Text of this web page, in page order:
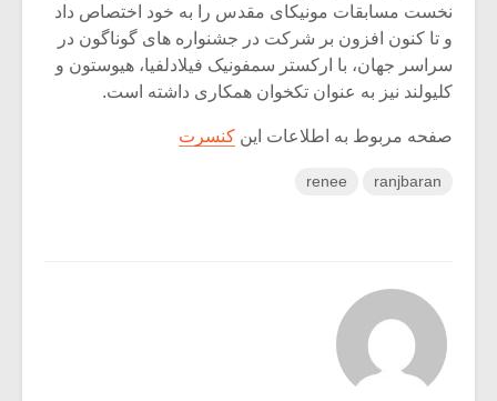
نخست مسابقات مونیکای مقدس را به خود اختصاص داد
و تا کنون افزون بر شرکت در جشنواره های گوناگون در
سراسر جهان، با ارکستر سمفونیک فیلادلفیا، هیوستون و
کلیولند نیز به عنوان تکخوان همکاری داشته است.
صفحه مربوط به اطلاعات این کنسرت
ranjbaran
renee